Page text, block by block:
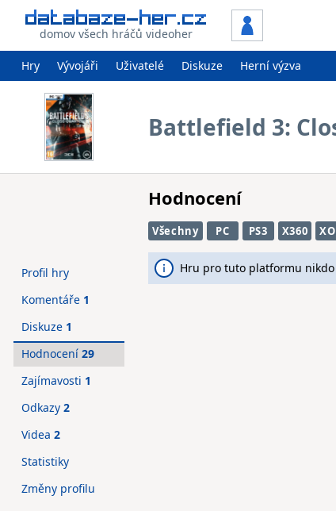
domov všech hráčů videoher
Hry Vývojáři Uživatelé Diskuze Herní výzva
Battlefield 3:
Hodnocení
Všechny PC PS3 X360
Hru pro tuto platformu
Profil hry
Komentáře 1
Diskuze 1
Hodnocení 29
Zajímavosti 1
Odkazy 2
Videa 2
Statistiky
Změny profilu